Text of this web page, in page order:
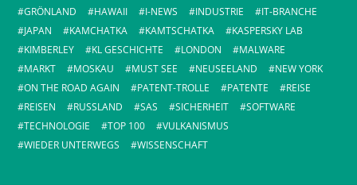
GRÖNLAND
HAWAII I-NEWS INDUSTRIE
IT-BRANCHE
JAPAN
KAMCHATKA KAMTSCHATKA
KASPERSKY LAB
KIMBERLEY
KL GESCHICHTE LONDON
MALWARE
MARKT
MOSKAU MUST SEE NEUSEELAND
NEW YORK
ON THE ROAD AGAIN
PATENT-TROLLE PATENTE
REISE
REISEN
RUSSLAND SAS SICHERHEIT
SOFTWARE
TECHNOLOGIE
TOP 100
VULKANISMUS
WIEDER UNTERWEGS
WISSENSCHAFT